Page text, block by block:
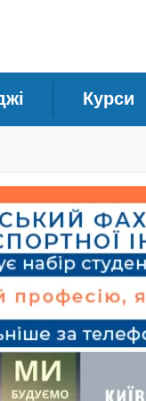
Курси